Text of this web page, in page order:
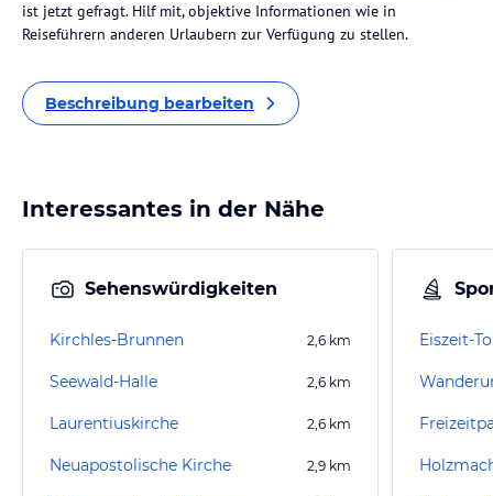
ist jetzt gefragt. Hilf mit, objektive Informationen wie in
Reiseführern anderen Urlaubern zur Verfügung zu stellen.
Beschreibung bearbeiten
Interessantes in der Nähe
Sehenswürdigkeiten
Kirchles-Brunnen 2,6 km
Seewald-Halle 2,6 km
Laurentiuskirche 2,6 km
Neuapostolische Kirche 2,9 km
Eiszeit-